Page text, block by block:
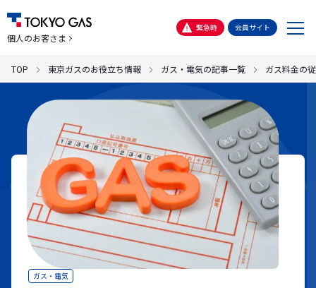
個人のお客さま
緊急時 会員サイト
メ
ー
TOP 東京ガスのお役立ち情報 ガス・電気の記事一覧 ガス料金の
ガス・電気